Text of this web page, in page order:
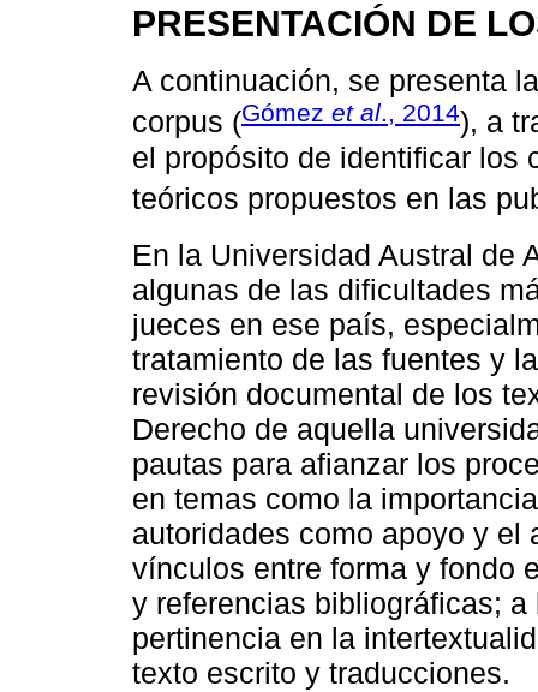
PRESENTACIÓN DE
A continuación, se presenta
corpus (Gómez et al., 2014), a
el propósito de identificar los
teóricos propuestos en las
En la Universidad Austral de
algunas de las dificultades
jueces en ese país,
tratamiento de las fuentes y
revisión documental de los
Derecho de aquella
pautas para afianzar los
en temas como la
autoridades como apoyo y el
vínculos entre forma y fondo
y referencias bibliográficas;
pertinencia en la
texto escrito y traducciones.